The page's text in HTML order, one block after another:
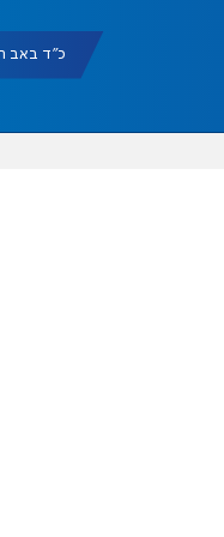
כ"ד באב תשפ"ו